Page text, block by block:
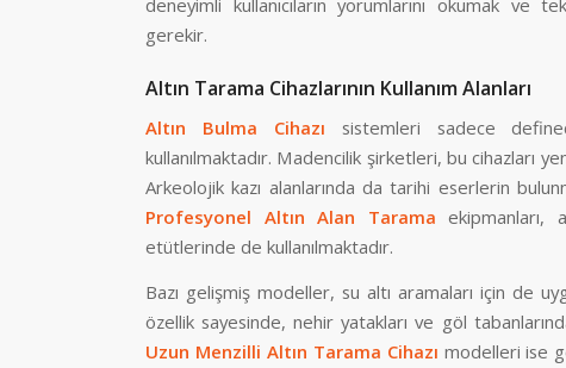
gerekir.
Altın Tarama Cihazlarının Kullanım Alanları
Altın Bulma Cihazı sistemleri sadece
kullanılmaktadır. Madencilik şirketleri, bu cihazları
Arkeolojik kazı alanlarında da tarihi eserlerin
Profesyonel Altın Alan Tarama ekipmanları,
etütlerinde de kullanılmaktadır.
Bazı gelişmiş modeller, su altı aramaları için de
özellik sayesinde, nehir yatakları ve göl
Uzun Menzilli Altın Tarama Cihazı modelleri ise